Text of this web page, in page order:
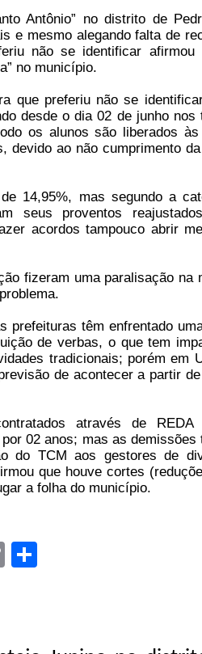
Antônio” no distrito de
e mesmo alegando falta de
não se identificar afirmou
no município.
que preferiu não se
desde o dia 02 de junho nos
os alunos são liberados às
devido ao não cumprimento
14,95%, mas segundo a
seus proventos
acordos tampouco abrir
fizeram uma paralisação na
prefeituras têm enfrentado
de verbas, o que tem
tradicionais; porém em
de acontecer a partir
através de REDA
02 anos; mas as demissões
do TCM aos gestores de
que houve cortes
a folha do município.
Copy